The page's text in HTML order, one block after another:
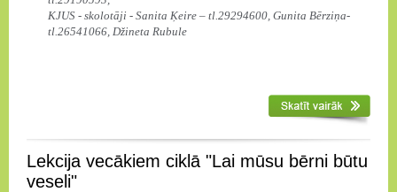
KJUS - skolotāji - Sanita Ķeire – tl.29294600, Gunita Bērziņa-
tl.26541066, Džineta Rubule
Lekcija vecākiem ciklā "Lai mūsu bērni būtu
veseli"